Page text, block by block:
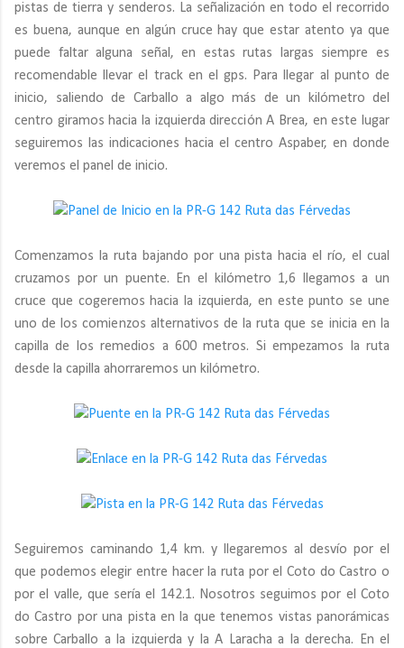
pistas de tierra y senderos. La señalización en todo el recorrido
es buena, aunque en algún cruce hay que estar atento ya que
puede faltar alguna señal, en estas rutas largas siempre es
recomendable llevar el track en el gps. Para llegar al punto de
inicio, saliendo de Carballo a algo más de un kilómetro del
centro giramos hacia la izquierda dirección A Brea, en este lugar
seguiremos las indicaciones hacia el centro Aspaber, en donde
veremos el panel de inicio.
Comenzamos la ruta bajando por una pista hacia el río, el cual
cruzamos por un puente. En el kilómetro 1,6 llegamos a un
cruce que cogeremos hacia la izquierda, en este punto se une
uno de los comienzos alternativos de la ruta que se inicia en la
capilla de los remedios a 600 metros. Si empezamos la ruta
desde la capilla ahorraremos un kilómetro.
Seguiremos caminando 1,4 km. y llegaremos al desvío por el
que podemos elegir entre hacer la ruta por el Coto do Castro o
por el valle, que sería el 142.1. Nosotros seguimos por el Coto
do Castro por una pista en la que tenemos vistas panorámicas
sobre Carballo a la izquierda y la A Laracha a la derecha. En el